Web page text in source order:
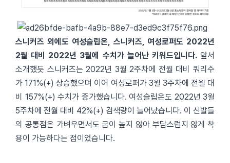
스니커즈 외에도 여성슬립온, 스니커즈, 여성로퍼도 2022년
2월 대비 2022년 3월에 수치가 늘어난 키워드입니다.앞서
소개했듯 스니커즈는 2022년 3월 2주차에 전월 대비 쿼리수
가 171%(+) 상승했으며 이어 여성로퍼가 3월 3주차에 전월 대
비 157%(+) 수치가 증가했습니다. 여성슬립온도 2022년 3월
5주차에 전월 대비 42%(+) 검색량이 늘어났습니다. 이 신발들
의 공통점은 가벼우면서도 굽이 높지 않아 부담스럽지 않게 착
용이 가능하다는 점이었습니다.